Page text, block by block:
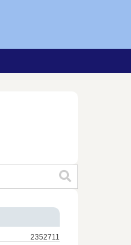
2352711